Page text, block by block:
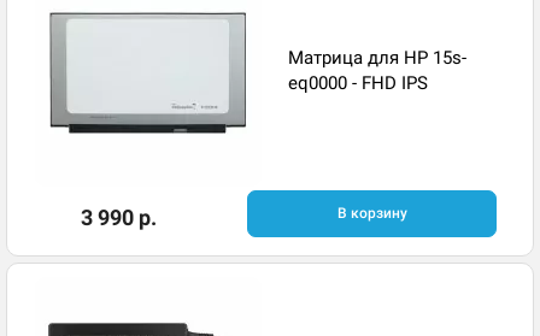
Матрица для HP 15s-
eq0000 - FHD IPS
3 990 р. В корзину